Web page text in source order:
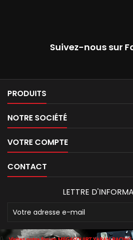
Suivez-nous sur
PRODUITS
NOTRE SOCIÉTÉ
VOTRE COMPTE
CONTACT
LETTRE